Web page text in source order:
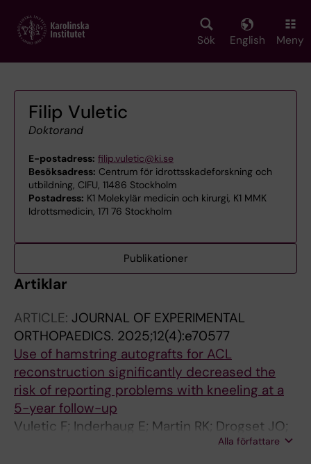
main
Sök English Meny
Filip Vuletic
Doktorand
E-postadress: filip.vuletic@ki.se
Besöksadress: Centrum för idrottsskadeforskning och
utbildning, CIFU, 11486 Stockholm
Postadress: K1 Molekylär medicin och kirurgi, K1 MMK
Idrottsmedicin, 171 76 Stockholm
Publikationer
Artiklar
ARTICLE: JOURNAL OF EXPERIMENTAL
ORTHOPAEDICS. 2025;12(4):e70577
Use of hamstring autografts for ACL
reconstruction significantly decreased the
risk of reporting problems with kneeling at a
5-year follow-up
Vuletic F; Inderhaug E; Martin RK; Drogset JO;
Hansen AK; Lygre SHL; Visnes H; Persson A
Alla författare